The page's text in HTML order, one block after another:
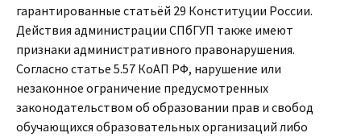
гарантированные статьёй 29 Конституции России.
Действия администрации СПбГУП также имеют
признаки административного правонарушения.
Согласно статье 5.57 КоАП РФ, нарушение или
незаконное ограничение предусмотренных
законодательством об образовании прав и свобод
обучающихся образовательных организаций либо